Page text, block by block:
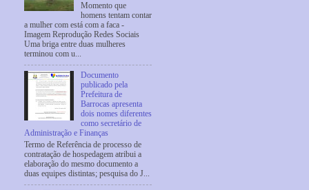
Momento que
homens tentam contar
a mulher com está com a faca -
Imagem Reprodução Redes Sociais
Uma briga entre duas mulheres
terminou com u...
Documento
publicado pela
Prefeitura de
Barrocas apresenta
dois nomes diferentes
como secretário de
Administração e Finanças
Termo de Referência de processo de
contratação de hospedagem atribui a
elaboração do mesmo documento a
duas equipes distintas; pesquisa do J...